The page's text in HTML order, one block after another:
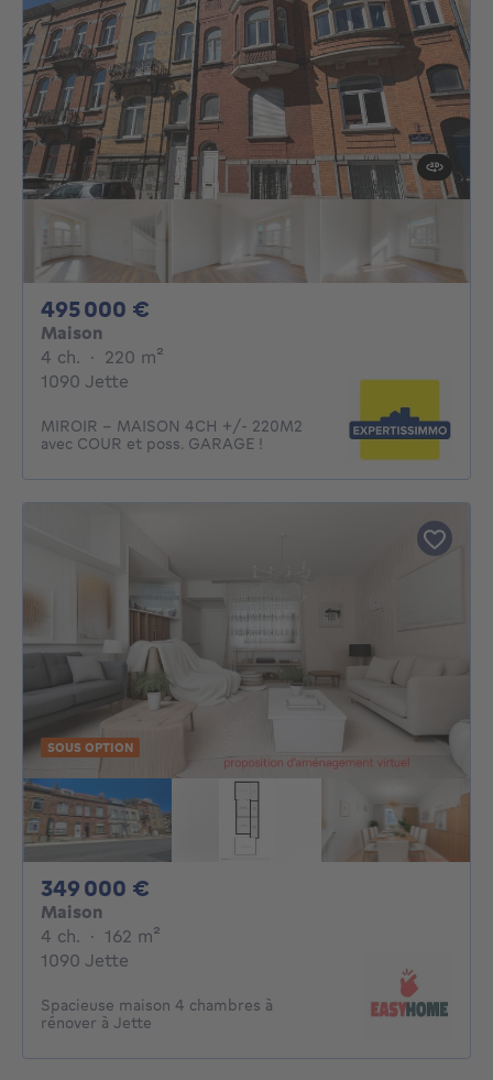
495 000 €
Maison
4 ch. 4 chambres
· 220 m²
1090 Jette
MIROIR - MAISON 4CH +/- 220M2
avec COUR et poss. GARAGE !
SOUS OPTION
349 000 €
Maison
4 ch. 4 chambres
· 162 m²
1090 Jette
Spacieuse maison 4 chambres à
rénover à Jette